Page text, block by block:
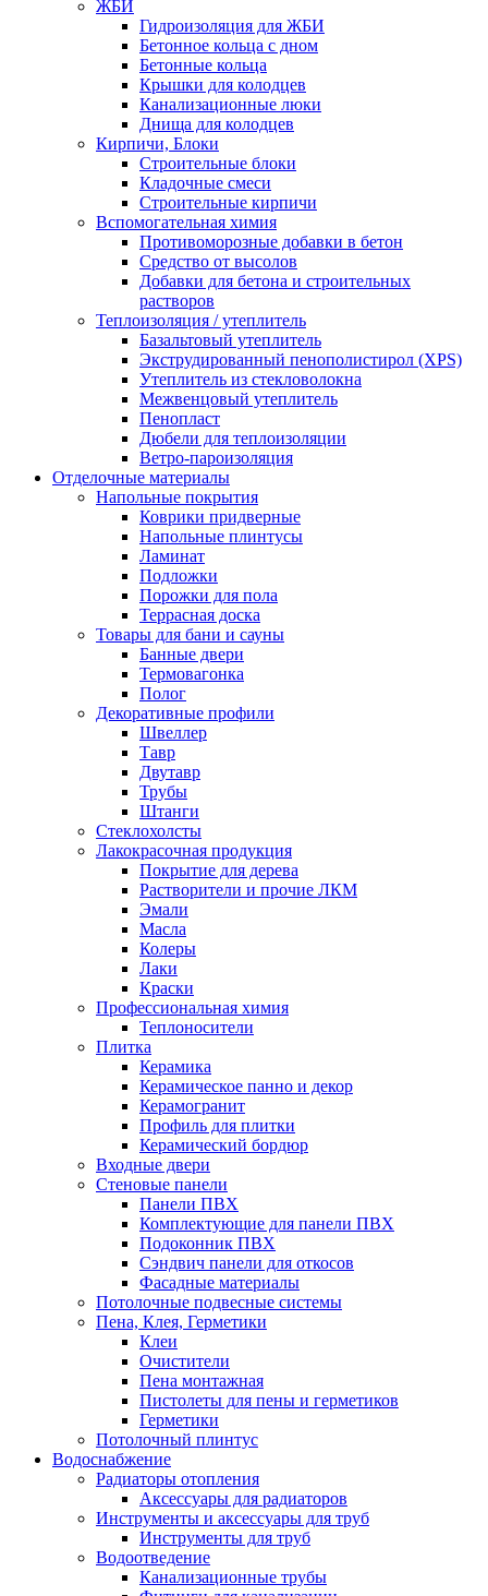
ЖБИ
Гидроизоляция для ЖБИ
Бетонное кольца с дном
Бетонные кольца
Крышки для колодцев
Канализационные люки
Днища для колодцев
Кирпичи, Блоки
Строительные блоки
Кладочные смеси
Строительные кирпичи
Вспомогательная химия
Противоморозные добавки в бетон
Средство от высолов
Добавки для бетона и строительных
растворов
Теплоизоляция / утеплитель
Базальтовый утеплитель
Экструдированный пенополистирол (XPS)
Утеплитель из стекловолокна
Межвенцовый утеплитель
Пенопласт
Дюбели для теплоизоляции
Ветро-пароизоляция
Отделочные материалы
Напольные покрытия
Коврики придверные
Напольные плинтусы
Ламинат
Подложки
Порожки для пола
Террасная доска
Товары для бани и сауны
Банные двери
Термовагонка
Полог
Декоративные профили
Швеллер
Тавр
Двутавр
Трубы
Штанги
Стеклохолсты
Лакокрасочная продукция
Покрытие для дерева
Растворители и прочие ЛКМ
Эмали
Масла
Колеры
Лаки
Краски
Профессиональная химия
Теплоносители
Плитка
Керамика
Керамическое панно и декор
Керамогранит
Профиль для плитки
Керамический бордюр
Входные двери
Стеновые панели
Панели ПВХ
Комплектующие для панели ПВХ
Подоконник ПВХ
Сэндвич панели для откосов
Фасадные материалы
Потолочные подвесные системы
Пена, Клея, Герметики
Клеи
Очистители
Пена монтажная
Пистолеты для пены и герметиков
Герметики
Потолочный плинтус
Водоснабжение
Радиаторы отопления
Аксессуары для радиаторов
Инструменты и аксессуары для труб
Инструменты для труб
Водоотведение
Канализационные трубы